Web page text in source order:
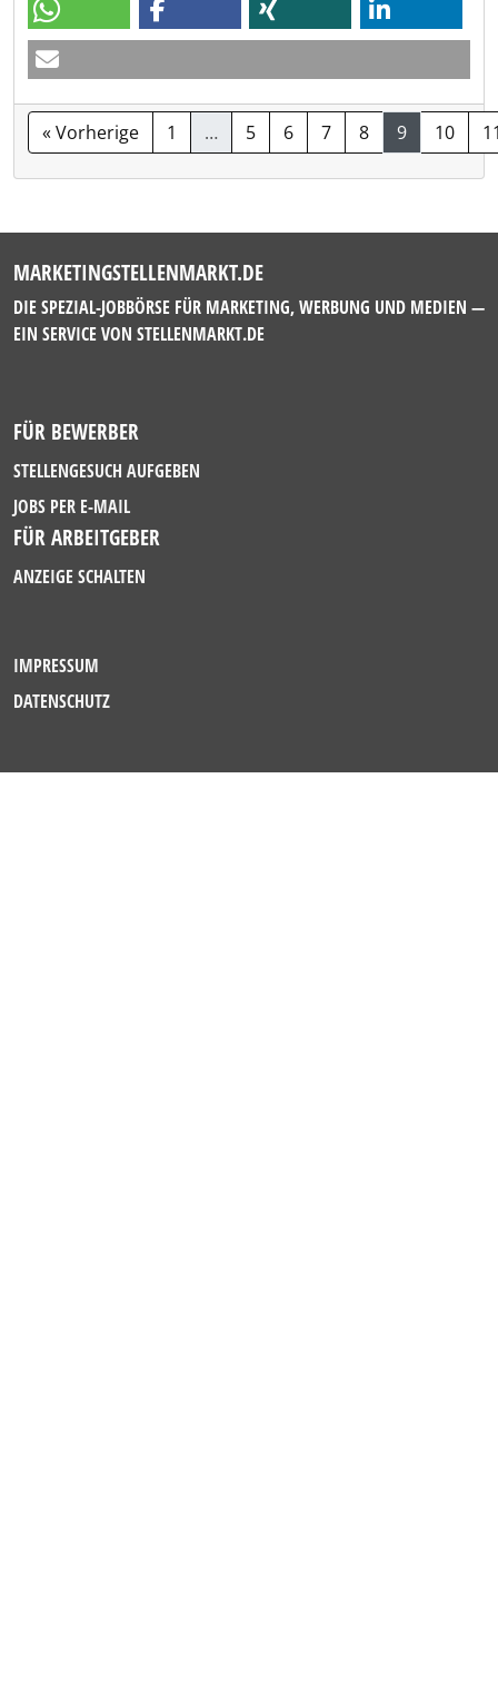
« Vorherige 1 … 5 6 7 8 9 10
MARKETINGSTELLENMARKT.DE
DIE SPEZIAL-JOBBÖRSE FÜR MARKETING, WERBUNG UND MEDIEN —
EIN SERVICE VON STELLENMARKT.DE
FÜR BEWERBER
STELLENGESUCH AUFGEBEN
JOBS PER E-MAIL
FÜR ARBEITGEBER
ANZEIGE SCHALTEN
IMPRESSUM
DATENSCHUTZ